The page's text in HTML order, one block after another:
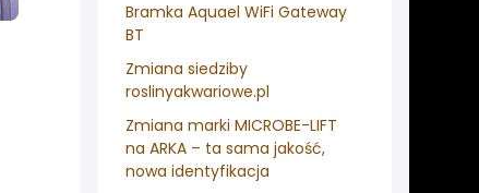
Bramka Aquael WiFi Gateway
BT
Zmiana siedziby
roslinyakwariowe.pl
Zmiana marki MICROBE-LIFT
na ARKA – ta sama jakość,
nowa identyfikacja